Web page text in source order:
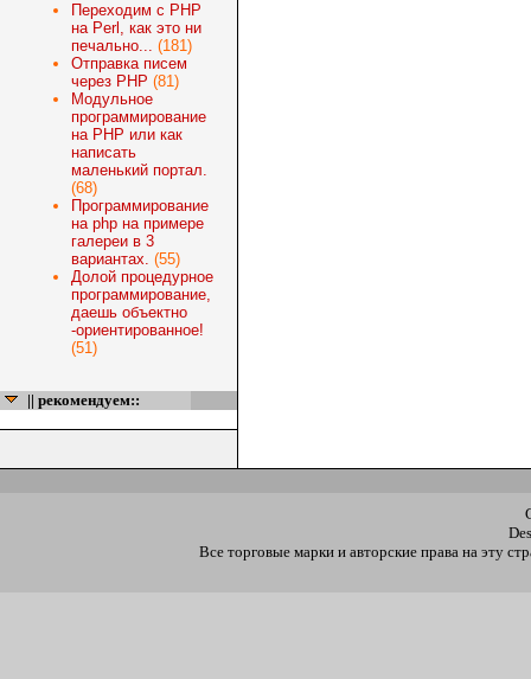
Переходим с PHP
на Perl, как это ни
печально... (181)
Отправка писем
через PHP (81)
Модульное
программирование
на PHP или как
написать
маленький портал.
(68)
Программирование
на php на примере
галереи в 3
вариантах. (55)
Долой процедурное
программирование,
даешь объектно
-ориентированное!
(51)
|| рекомендуем::
Все торговые марки и авторские права на эту